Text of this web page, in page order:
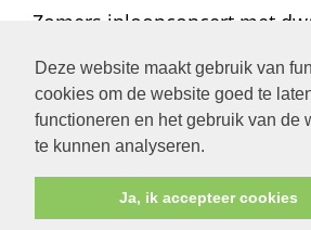
Deze website maakt gebruik van
cookies om de website goed te
functioneren en het gebruik van de
te kunnen analyseren.
Ja, ik accepteer cookies
Zomers inloopconcert met
Zomers inloopconcert met
15-08-2026 om 15.00